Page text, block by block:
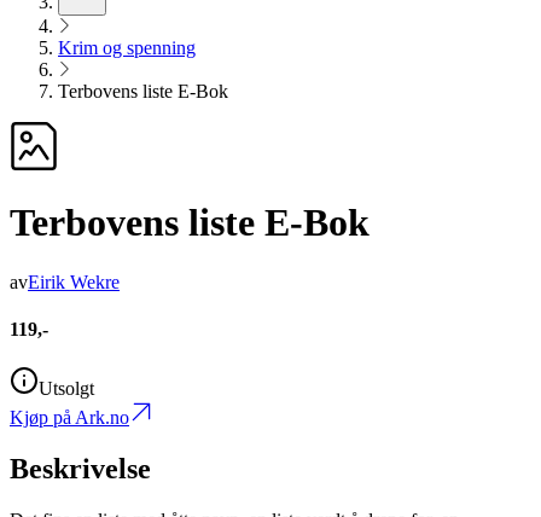
Krim og spenning
Terbovens liste E-Bok
Terbovens liste E-Bok
avEirik Wekre
119,-
Utsolgt
Kjøp på Ark.no
Beskrivelse